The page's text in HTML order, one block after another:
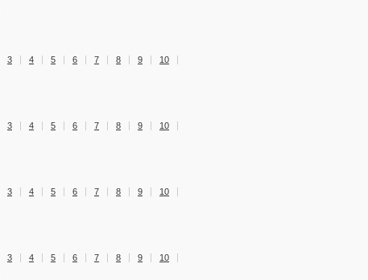
3 4 5 6 7 8 9
10
3 4 5 6 7 8 9
10
3 4 5 6 7 8 9
10
3 4 5 6 7 8 9
10